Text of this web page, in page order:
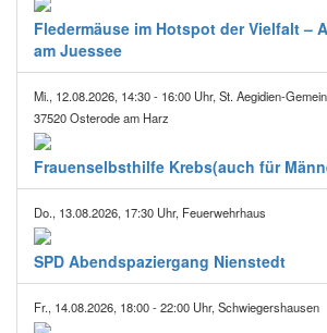
Fledermäuse im Hotspot der Vielfalt –
am Juessee
Mi., 12.08.2026, 14:30 - 16:00 Uhr, St. Aegidien-
37520 Osterode am Harz
Frauenselbsthilfe Krebs(auch für
Do., 13.08.2026, 17:30 Uhr, Feuerwehrhaus
SPD Abendspaziergang Nienstedt
Fr., 14.08.2026, 18:00 - 22:00 Uhr, Schwiegershausen